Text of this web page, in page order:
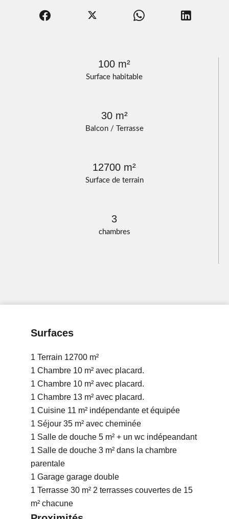
Surface habitable
100 m²
Balcon / Terrasse
30 m²
Surface de terrain
12700 m²
chambres
3
Surfaces
1 Terrain 12700 m²
1 Chambre 10 m² avec placard.
1 Chambre 10 m² avec placard.
1 Chambre 13 m² avec placard.
1 Cuisine 11 m² indépendante et équipée
1 Séjour 35 m² avec cheminée
1 Salle de douche 5 m² + un wc indépeandant
1 Salle de douche 3 m² dans la chambre
parentale
1 Garage garage double
1 Terrasse 30 m² 2 terrasses couvertes de 15
m² chacune